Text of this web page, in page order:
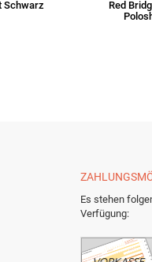
Schwarz
Red
Es stehen
Verfügung: